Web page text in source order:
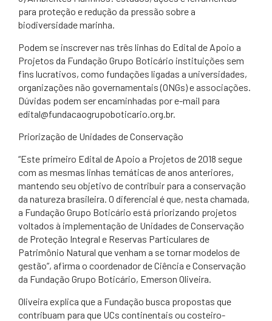
para proteção e redução da pressão sobre a
biodiversidade marinha.
Podem se inscrever nas três linhas do Edital de Apoio a
Projetos da Fundação Grupo Boticário instituições sem
fins lucrativos, como fundações ligadas a universidades,
organizações não governamentais (ONGs) e associações.
Dúvidas podem ser encaminhadas por e-mail para
edital@fundacaogrupoboticario.org.br.
Priorização de Unidades de Conservação
“Este primeiro Edital de Apoio a Projetos de 2018 segue
com as mesmas linhas temáticas de anos anteriores,
mantendo seu objetivo de contribuir para a conservação
da natureza brasileira. O diferencial é que, nesta chamada,
a Fundação Grupo Boticário está priorizando projetos
voltados à implementação de Unidades de Conservação
de Proteção Integral e Reservas Particulares de
Patrimônio Natural que venham a se tornar modelos de
gestão”, afirma o coordenador de Ciência e Conservação
da Fundação Grupo Boticário, Emerson Oliveira.
Oliveira explica que a Fundação busca propostas que
contribuam para que UCs continentais ou costeiro-